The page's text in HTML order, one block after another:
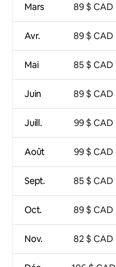
Mars
Avr.
Mai
Juin
Juill.
Août
Sept.
Oct.
Nov.
89 $ CAD
89 $ CAD
85 $ CAD
89 $ CAD
99 $ CAD
99 $ CAD
85 $ CAD
89 $ CAD
82 $ CAD